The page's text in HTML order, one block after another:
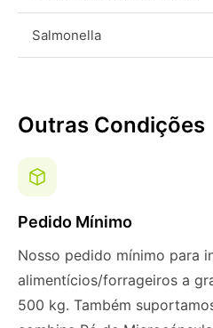
Salmonella
Outras Condições
Pedido Mínimo
Nosso pedido mínimo para
alimentícios/forrageiros a
500 kg. Também